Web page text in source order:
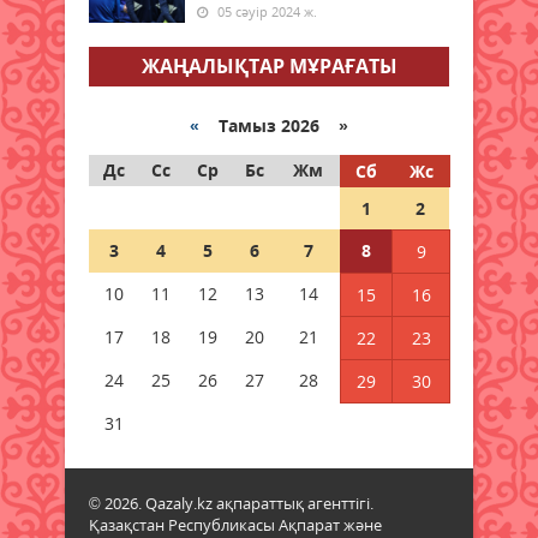
арналған апталық іс-шаралар
өтуде
Мәслихат сессиясында маңызды
мәселелер қаралды
құрылысқа 177 млрд теңге
бөлінді
Жамбылда жаңа флюорит
08 тамыз 2026 ж. 64
Қазақстанның басым бөлігінде
05 сәуір 2024 ж.
ЖАҢАЛЫҚТАР МҰРАҒАТЫ
« Тамыз 2026 »
Дс
Сс Ср Бс Жм Сб
Жс
1
2
3
4 5 6 7 8
9
10
11 12 13 14 15
16
17
18 19 20 21 22
23
24
25 26 27 28 29
30
31
© 2026. Qazaly.kz ақпараттық агенттігі.
Қазақстан Республикасы Ақпарат және